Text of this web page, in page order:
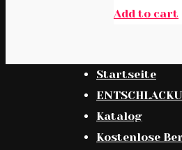
Add to cart
Startseite
Katalog
Kostenlose